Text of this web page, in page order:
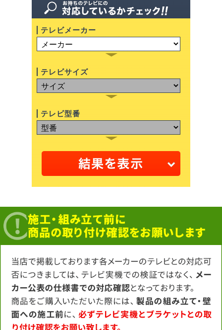
テレビメーカー
テレビサイズ
テレビ型番